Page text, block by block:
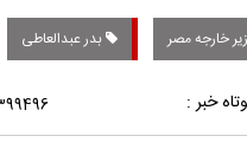
خارجه مصر بدر عبدالعاطی
خبر :